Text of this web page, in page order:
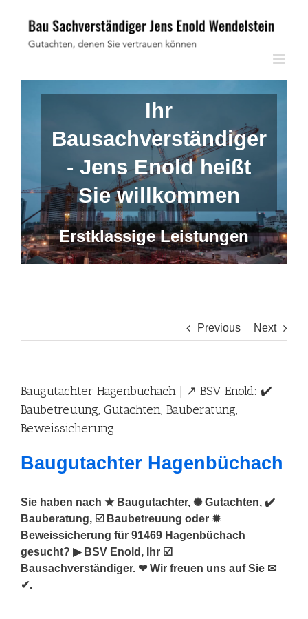
content
Ihr
Bausachverständiger
- Jens Enold heißt
Sie willkommen
Erstklassige Leistungen
Previous Next
Baugutachter Hagenbüchach | ↗️ BSV Enold: ✔️
Baubetreuung, Gutachten, Bauberatung,
Beweissicherung
Baugutachter Hagenbüchach
Sie haben nach ★ Baugutachter, ✺ Gutachten, ✔️
Bauberatung, ☑️ Baubetreuung oder ✹
Beweissicherung für 91469 Hagenbüchach
gesucht? ▶︎ BSV Enold, Ihr ☑️
Bausachverständiger. ❤ Wir freuen uns auf Sie ✉
✔.